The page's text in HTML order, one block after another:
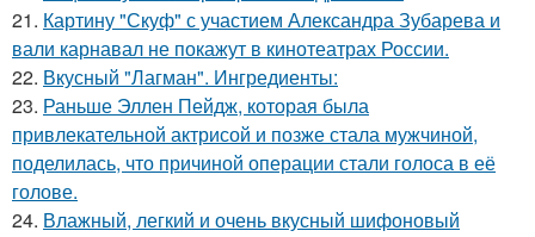
21. Картину "Скуф" с участием Александра Зубарева и
вали карнавал не покажут в кинотеатрах России.
22. Вкусный "Лагман". Ингредиенты:
23. Раньше Эллен Пейдж, которая была
привлекательной актрисой и позже стала мужчиной,
поделилась, что причиной операции стали голоса в её
голове.
24. Влажный, легкий и очень вкусный шифоновый